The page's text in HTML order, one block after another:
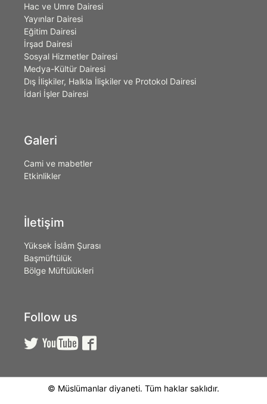
Hac ve Umre Dairesi
Yayınlar Dairesi
Eğitim Dairesi
İrşad Dairesi
Sosyal Hizmetler Dairesi
Medya-Kültür Dairesi
Dış İlişkiler, Halkla İlişkiler ve Protokol Dairesi
İdari İşler Dairesi
Galeri
Cami ve mabetler
Etkinlikler
İletişim
Yüksek İslâm Şurası
Başmüftülük
Bölge Müftülükleri
Follow us
  
© Müslümanlar diyaneti. Tüm haklar saklıdır.